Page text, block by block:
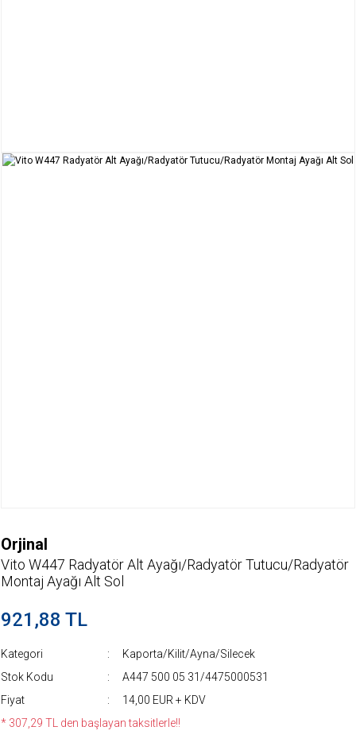
Orjinal
Vito W447 Radyatör Alt Ayağı/Radyatör Tutucu/Radyatör
Montaj Ayağı Alt Sol
921,88 TL
Kategori
Kaporta/Kilit/Ayna/Silecek
Stok Kodu
A447 500 05 31/4475000531
Fiyat
14,00 EUR + KDV
* 307,29 TL den başlayan taksitlerle!!